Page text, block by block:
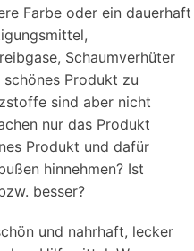
Farbe oder ein dauerhaft
Schaumverhüter
Produkt zu
sind aber nicht
nur das Produkt
Produkt und dafür
hinnehmen? Ist
besser?
und nahrhaft, lecker